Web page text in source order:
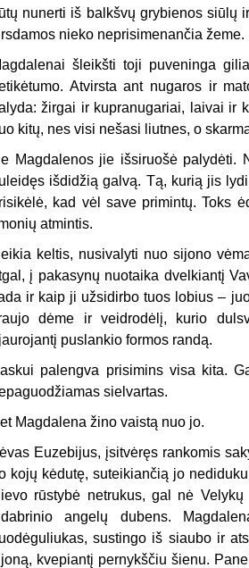
nunerti iš balkšvų grybienos siūlų
nieko neprisimenančia žeme.
šleikšti toji puveninga
Atvirsta ant nugaros ir
žirgai ir kupranugariai, laivai ir
kitų, nes visi nešasi liutnes, o
Magdalenos jie išsiruošė palydėti.
išdidžią galvą. Tą, kurią jis
kad vėl save primintų. Toks
atmintis.
keltis, nusivalyti nuo sijono
į pakasynų nuotaika dvelkiantį
ir kaip ji užsidirbo tuos lobius –
dėme ir veidrodėlį, kurio
puslankio formos randą.
palengva prisimins visa kita.
sielvartas.
Magdalena žino vaistą nuo jo.
Euzebijus, įsitvėręs rankomis
kojų kėdutę, suteikiančią jo
rūstybė netrukus, gal nė
angelų dubens.
sustingo iš siaubo ir
kvepiantį pernykščiu šienu.